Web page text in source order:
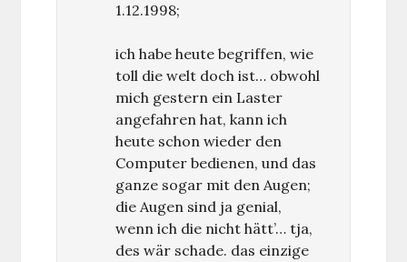
1.12.1998;
ich habe heute begriffen, wie
toll die welt doch ist… obwohl
mich gestern ein Laster
angefahren hat, kann ich
heute schon wieder den
Computer bedienen, und das
ganze sogar mit den Augen;
die Augen sind ja genial,
wenn ich die nicht hätt’… tja,
des wär schade. das einzige